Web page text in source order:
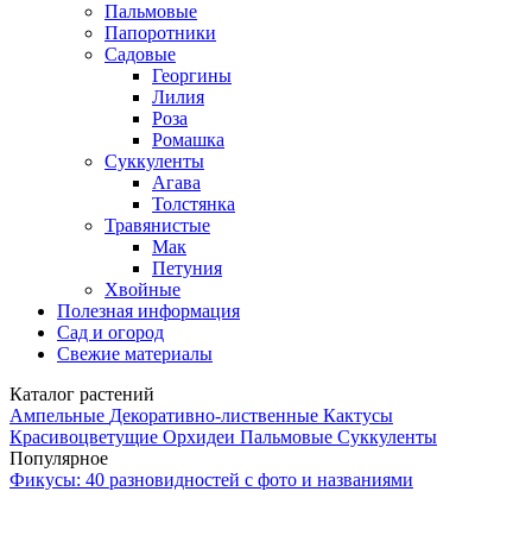
Пальмовые
Папоротники
Садовые
Георгины
Лилия
Роза
Ромашка
Суккуленты
Агава
Толстянка
Травянистые
Мак
Петуния
Хвойные
Полезная информация
Сад и огород
Свежие материалы
Каталог растений
Ампельные Декоративно-лиственные Кактусы
Красивоцветущие Орхидеи Пальмовые Суккуленты
Популярное
Фикусы: 40 разновидностей с фото и названиями